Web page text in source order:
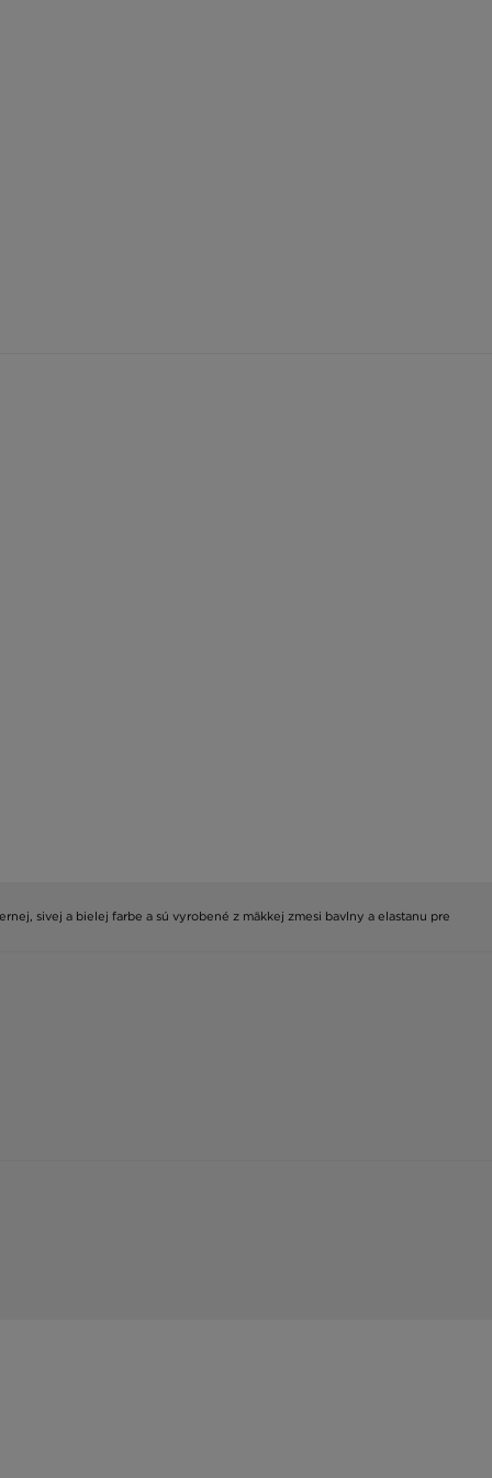
sivej a bielej farbe a sú vyrobené z mäkkej zmesi bavlny a elastanu pre